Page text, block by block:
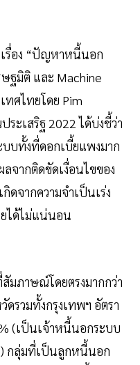
เรื่อง “ปัญหาหนี้นอก
ฐมิติ และ Machine
ทศไทยโดย Pim
ะเสริฐ 2022 ได้บ่งชี้ว่า
บทั้งที่ดอกเบี้ยแพงมาก
จากติดขัดเงื่อนไขของ
ดจากความจำเป็นเร่ง
ได้ไม่แน่นอน
มภาษณ์โดยตรงมากกว่า
รวมทั้งกรุงเทพฯ อัตรา
(เป็นเจ้าหนี้นอกระบบ
กลุ่มที่เป็นลูกหนี้นอก